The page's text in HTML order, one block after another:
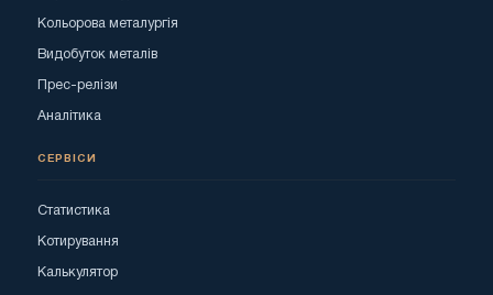
Кольорова металургія
Видобуток металів
Прес-релізи
Аналітика
СЕРВІСИ
Статистика
Котирування
Калькулятор